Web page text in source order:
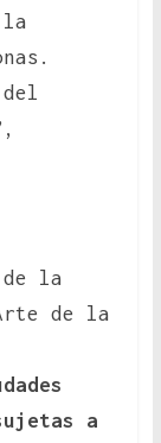
la
del
la
de la
a